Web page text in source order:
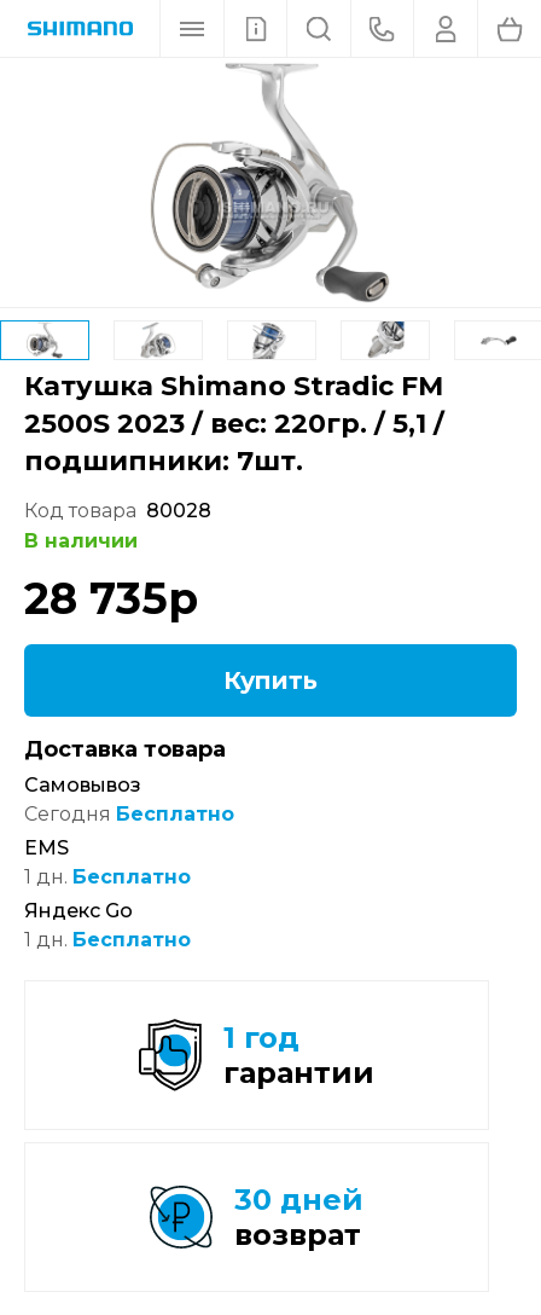
Катушка Shimano Stradic FM
2500S 2023 / вес: 220гр. / 5,1 /
подшипники: 7шт.
Код товара 80028
В наличии
28 735р
Купить
Доставка товара
Самовывоз
Сегодня Бесплатно
EMS
1 дн. Бесплатно
Яндекс Go
1 дн. Бесплатно
1 год
гарантии
30 дней
возврат